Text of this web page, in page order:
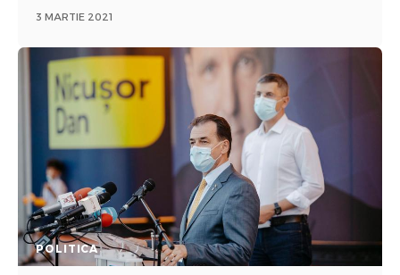
3 MARTIE 2021
POLITICA